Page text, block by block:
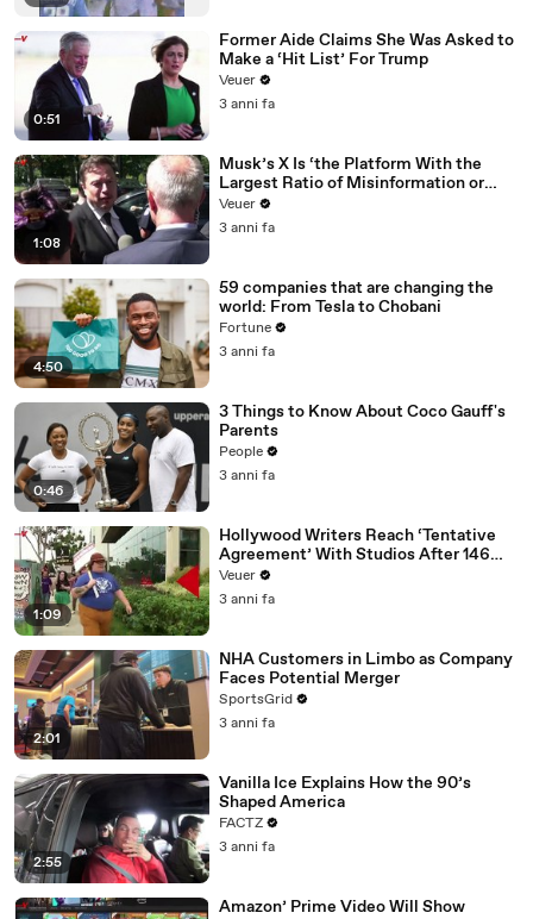
0:51
Former Aide Claims She Was Asked to
Make a ‘Hit List’ For Trump
Veuer
3 anni fa
1:08
Musk’s X Is ‘the Platform With the
Largest Ratio of Misinformation or
Disinformation’ Amongst All Social
Media Platforms
Veuer
3 anni fa
4:50
59 companies that are changing the
world: From Tesla to Chobani
Fortune
3 anni fa
0:46
3 Things to Know About Coco Gauff's
Parents
People
3 anni fa
1:09
Hollywood Writers Reach ‘Tentative
Agreement’ With Studios After 146
Day Strike
Veuer
3 anni fa
2:01
NHA Customers in Limbo as Company
Faces Potential Merger
SportsGrid
3 anni fa
2:55
Vanilla Ice Explains How the 90’s
Shaped America
FACTZ
3 anni fa
Amazon’ Prime Video Will Show